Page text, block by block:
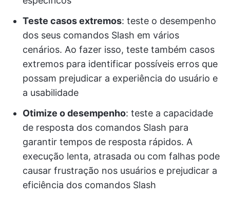
Teste casos extremos: teste o desempenho
dos seus comandos Slash em vários
cenários. Ao fazer isso, teste também casos
extremos para identificar possíveis erros que
possam prejudicar a experiência do usuário e
a usabilidade
Otimize o desempenho: teste a capacidade
de resposta dos comandos Slash para
garantir tempos de resposta rápidos. A
execução lenta, atrasada ou com falhas pode
causar frustração nos usuários e prejudicar a
eficiência dos comandos Slash